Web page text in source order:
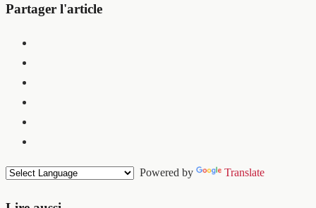
Partager l'article
Powered by Translate